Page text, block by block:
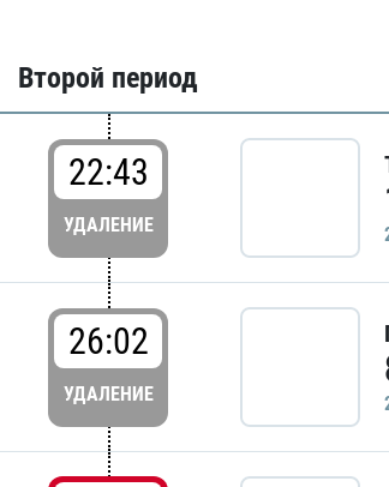
Второй период
22:43
УДАЛЕНИЕ
26:02
УДАЛЕНИЕ